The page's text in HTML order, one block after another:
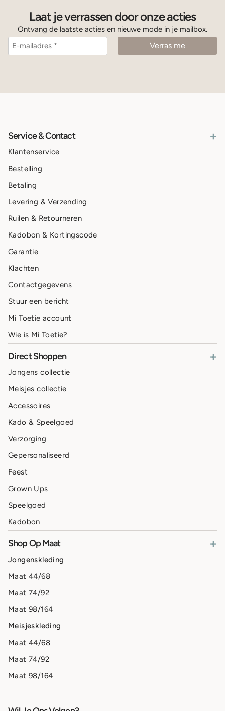
Laat je verrassen door onze acties
Ontvang de laatste acties en nieuwe mode in je mailbox.
Service & Contact +
Klantenservice
Bestelling
Betaling
Levering & Verzending
Ruilen & Retourneren
Kadobon & Kortingscode
Garantie
Klachten
Contactgegevens
Stuur een bericht
Mi Toetie account
Wie is Mi Toetie?
Direct Shoppen +
Jongens collectie
Meisjes collectie
Accessoires
Kado & Speelgoed
Verzorging
Gepersonaliseerd
Feest
Grown Ups
Speelgoed
Kadobon
Shop Op Maat +
Jongenskleding
Maat 44/68
Maat 74/92
Maat 98/164
Meisjeskleding
Maat 44/68
Maat 74/92
Maat 98/164